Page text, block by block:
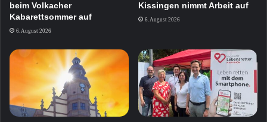
beim Volkacher
Kabarettsommer auf
6. August 2026
Kissingen nimmt Arbeit auf
6. August 2026